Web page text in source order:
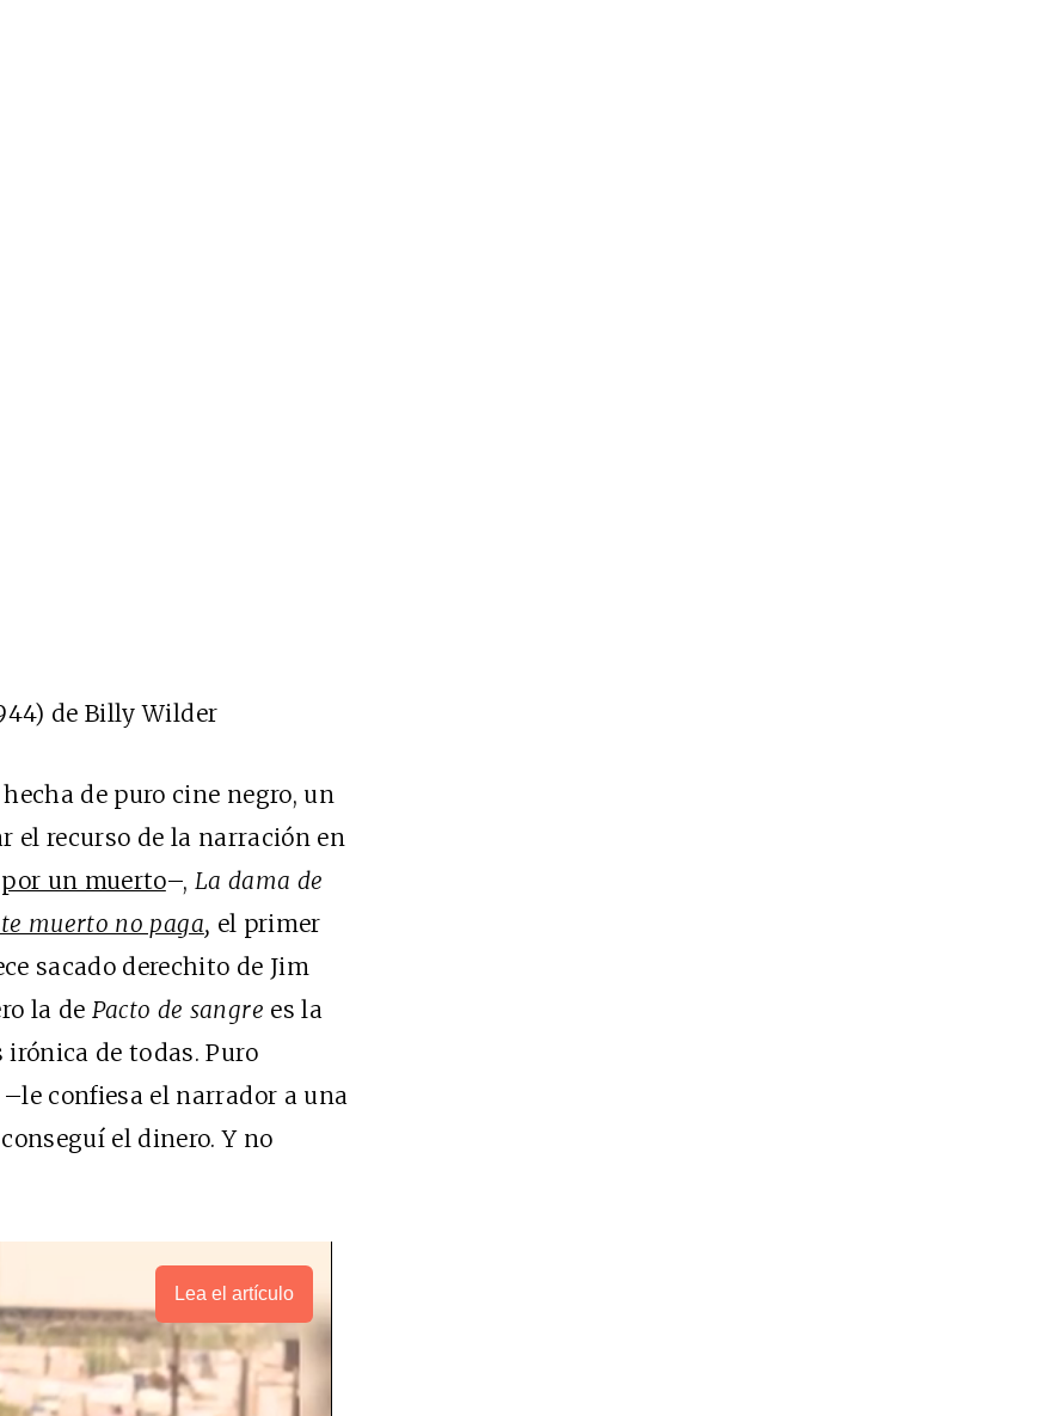
de Billy Wilder
de puro cine negro, un
el recurso de la narración en
por un muerto–, La dama de
muerto no paga, el primer
sacado derechito de Jim
la de Pacto de sangre es la
de todas. Puro
confiesa el narrador a una
el dinero. Y no
Lea el artículo